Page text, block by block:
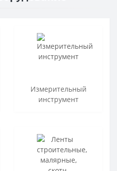
Измерительный
инструмент